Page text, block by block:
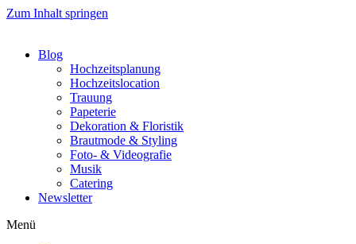
Zum Inhalt springen
Blog
Hochzeitsplanung
Hochzeitslocation
Trauung
Papeterie
Dekoration & Floristik
Brautmode & Styling
Foto- & Videografie
Musik
Catering
Newsletter
Menü